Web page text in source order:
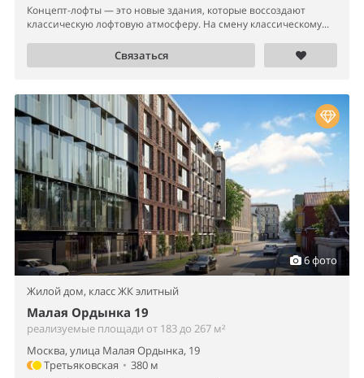
Концепт-лофты — это новые здания, которые воссоздают
классическую лофтовую атмосферу. На смену классическому...
Связаться
6 фото
Жилой дом, класс ЖК элитный
Малая Ордынка 19
реализуемые площади от 183 до 267 м²
Москва, улица Малая Ордынка, 19
Третьяковская • 380 м